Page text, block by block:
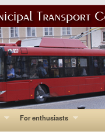
For enthusiasts